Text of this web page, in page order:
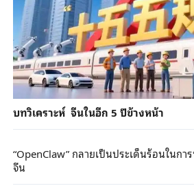
บทวิเคราะห์ จีนในอีก 5 ปีข้างหน้า
“OpenClaw” กลายเป็นประเด็นร้อนในกา
จีน